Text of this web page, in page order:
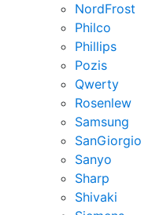
NordFrost
Philco
Phillips
Pozis
Qwerty
Rosenlew
Samsung
SanGiorgio
Sanyo
Sharp
Shivaki